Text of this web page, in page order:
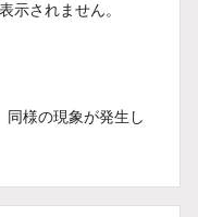
示されません。
同様の現象が発生し